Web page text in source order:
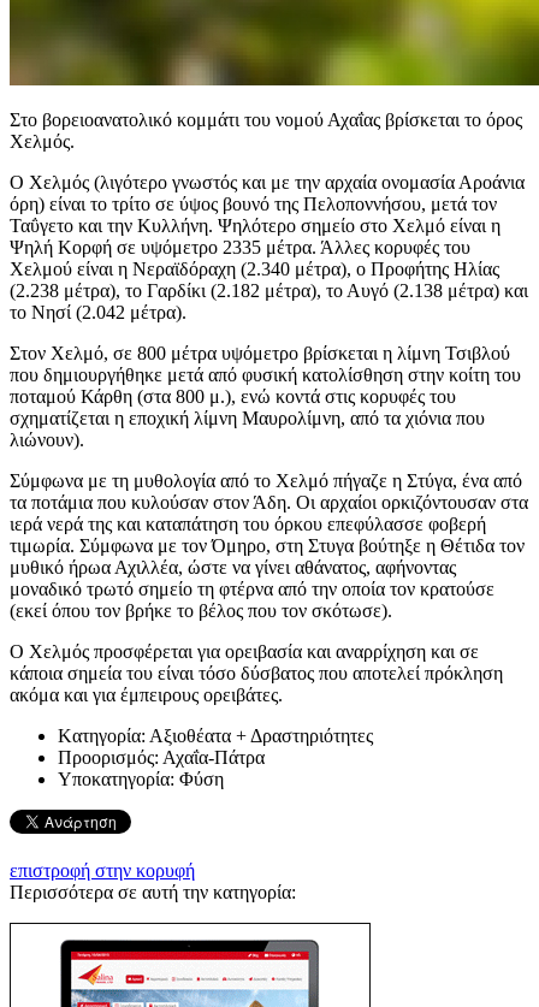
Στο βορειοανατολικό κομμάτι του νομού Αχαΐας βρίσκεται το όρος
Χελμός.
Ο Χελμός (λιγότερο γνωστός και με την αρχαία ονομασία Αροάνια
όρη) είναι το τρίτο σε ύψος βουνό της Πελοποννήσου, μετά τον
Ταΰγετο και την Κυλλήνη. Ψηλότερο σημείο στο Χελμό είναι η
Ψηλή Κορφή σε υψόμετρο 2335 μέτρα. Άλλες κορυφές του
Χελμού είναι η Νεραϊδόραχη (2.340 μέτρα), ο Προφήτης Ηλίας
(2.238 μέτρα), το Γαρδίκι (2.182 μέτρα), το Αυγό (2.138 μέτρα) και
το Νησί (2.042 μέτρα).
Στον Χελμό, σε 800 μέτρα υψόμετρο βρίσκεται η λίμνη Τσιβλού
που δημιουργήθηκε μετά από φυσική κατολίσθηση στην κοίτη του
ποταμού Κάρθη (στα 800 μ.), ενώ κοντά στις κορυφές του
σχηματίζεται η εποχική λίμνη Μαυρολίμνη, από τα χιόνια που
λιώνουν).
Σύμφωνα με τη μυθολογία από το Χελμό πήγαζε η Στύγα, ένα από
τα ποτάμια που κυλούσαν στον Άδη. Οι αρχαίοι ορκιζόντουσαν στα
ιερά νερά της και καταπάτηση του όρκου επεφύλασσε φοβερή
τιμωρία. Σύμφωνα με τον Όμηρο, στη Στυγα βούτηξε η Θέτιδα τον
μυθικό ήρωα Αχιλλέα, ώστε να γίνει αθάνατος, αφήνοντας
μοναδικό τρωτό σημείο τη φτέρνα από την οποία τον κρατούσε
(εκεί όπου τον βρήκε το βέλος που τον σκότωσε).
Ο Χελμός προσφέρεται για ορειβασία και αναρρίχηση και σε
κάποια σημεία του είναι τόσο δύσβατος που αποτελεί πρόκληση
ακόμα και για έμπειρους ορειβάτες.
Kατηγορία: Αξιοθέατα + Δραστηριότητες
Προορισμός: Αχαΐα-Πάτρα
Υποκατηγορία: Φύση
επιστροφή στην κορυφή
Περισσότερα σε αυτή την κατηγορία: